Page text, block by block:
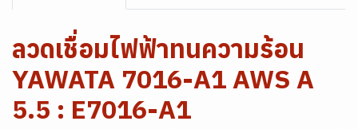
ลวดเชื่อมไฟฟ้าทนความร้อน
YAWATA 7016-A1 AWS A
5.5 : E7016-A1